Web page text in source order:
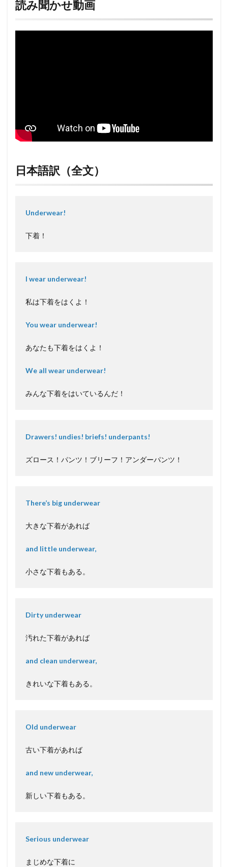
読み聞かせ動画
日本語訳（全文）
Underwear!
下着！
I wear underwear!
私は下着をはくよ！
You wear underwear!
あなたも下着をはくよ！
We all wear underwear!
みんな下着をはいているんだ！
Drawers! undies! briefs! underpants!
ズロース！パンツ！ブリーフ！アンダーパンツ！
There’s big underwear
大きな下着があれば
and little underwear,
小さな下着もある。
Dirty underwear
汚れた下着があれば
and clean underwear,
きれいな下着もある。
Old underwear
古い下着があれば
and new underwear,
新しい下着もある。
Serious underwear
まじめな下着に